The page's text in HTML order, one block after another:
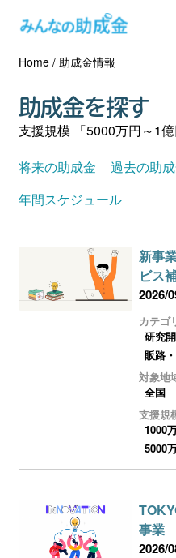
助成金を探す
士業の方へ
助成金コラム
専門家一覧
ダウンロード
ロ
Home/ 助成金情報
助成金を探す
支援規模 「5000万円～1
将来の助成金
過去の助
年間スケジュール
新事
ビス
2026/
カテゴ
研究
販路
対象地
全国
支援規
1000
5000
事業
2026/